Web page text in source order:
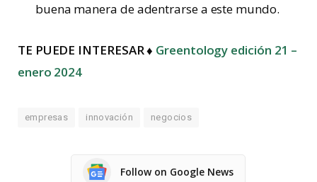
buena manera de adentrarse a este mundo.
TE PUEDE INTERESAR ♦ Greentology edición 21 –
enero 2024
empresas innovación negocios
Follow on Google News